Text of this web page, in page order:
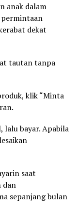
anak dalam
permintaan
dekat
tautan tanpa
klik “Minta
lalu bayar. Apabila
saat
dan
sepanjang bulan